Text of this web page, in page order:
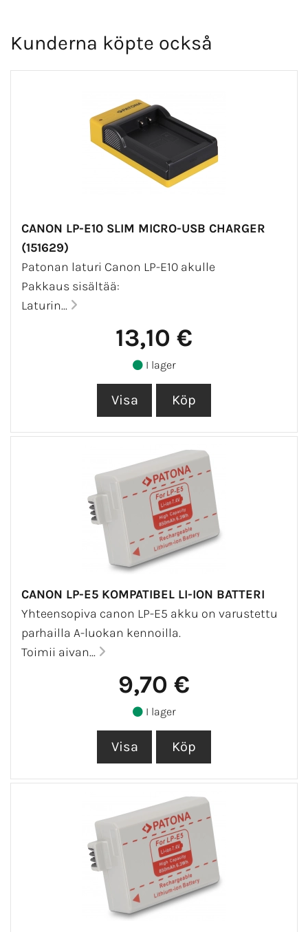
Kunderna köpte också
CANON LP-E10 SLIM MICRO-USB CHARGER
(151629)
Patonan laturi Canon LP-E10 akulle
Pakkaus sisältää:
Laturin...
13,10 €
I lager
CANON LP-E5 KOMPATIBEL LI-ION BATTERI
Yhteensopiva canon LP-E5 akku on varustettu
parhailla A-luokan kennoilla.
Toimii aivan...
9,70 €
I lager